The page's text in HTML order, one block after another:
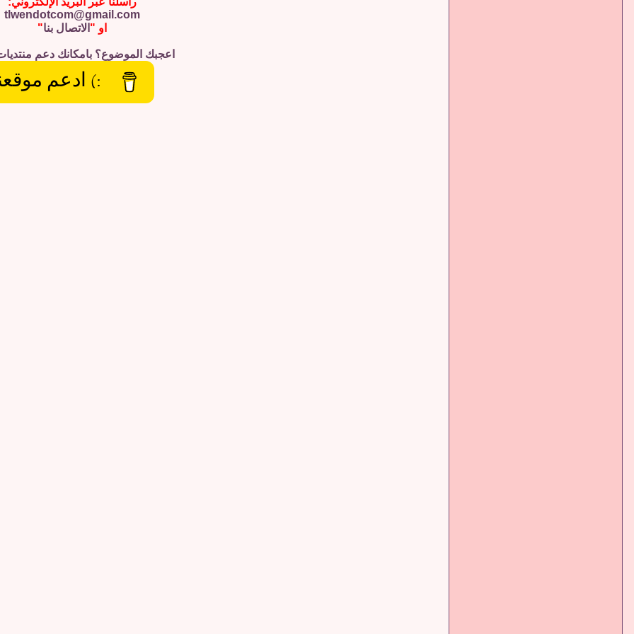
tlwendotcom@gmail.com
او " الاتصال بنا"
اعجبك الموضوع؟ بامكانك دعم
:) ادعم